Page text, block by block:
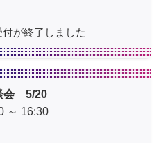
が終了しました
会 5/20
～ 16:30